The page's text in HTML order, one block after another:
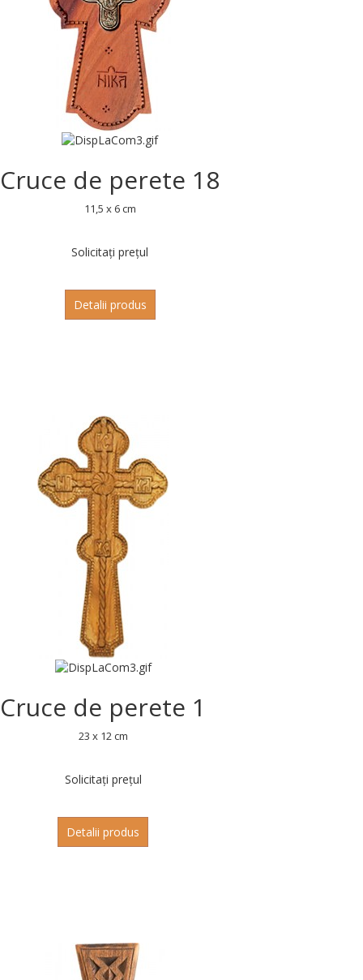
Cruce de perete 18
11,5 x 6 cm
Solicitați prețul
Detalii produs
Cruce de perete 1
23 x 12 cm
Solicitați prețul
Detalii produs